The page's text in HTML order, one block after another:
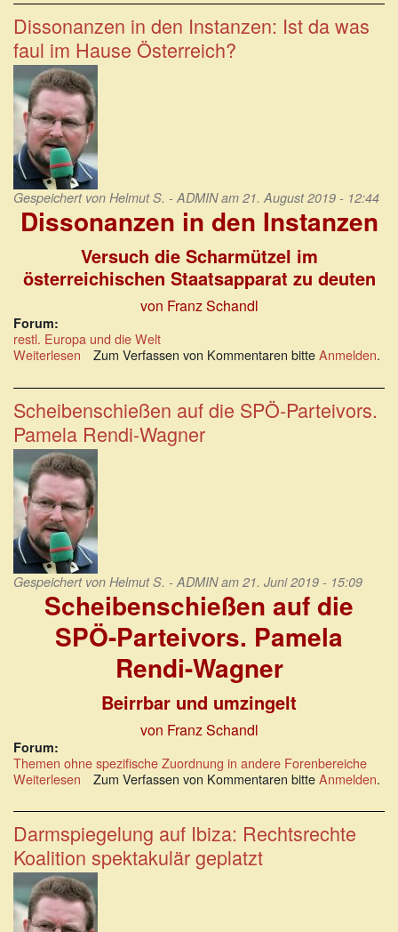
Wahl
in
Österreich:
FPÖ
demonstriert
Nähe
zu
den
Identitären
Dissonanzen in den Instanzen: Ist da was
faul im Hause Österreich?
Gespeichert von Helmut S. - ADMINam 21. August 2019 - 12:44
Dissonanzen in den Instanzen
Versuch die Scharmützel im
österreichischen Staatsapparat zu deuten
von Franz Schandl
Forum:
restl. Europa und die Welt
Weiterlesen über
in
den
Instanzen:
Ist
da
was
faul
im
Hause
Österreich?
Zum Verfassen von Kommentaren bitteAnmelden.
Scheibenschießen auf die SPÖ-Parteivors.
Pamela Rendi-Wagner
Gespeichert von Helmut S. - ADMINam 21. Juni 2019 - 15:09
Scheibenschießen auf die
SPÖ-Parteivors. Pamela
Rendi-Wagner
Beirrbar und umzingelt
von Franz Schandl
Forum:
Themen ohne spezifische Zuordnung in andere Forenbereiche
Weiterlesen über
auf
die
SPÖ-
Parteivors.
Pamela
Rendi-
Wagner
Zum Verfassen von Kommentaren bitteAnmelden.
Darmspiegelung auf Ibiza: Rechtsrechte
Koalition spektakulär geplatzt